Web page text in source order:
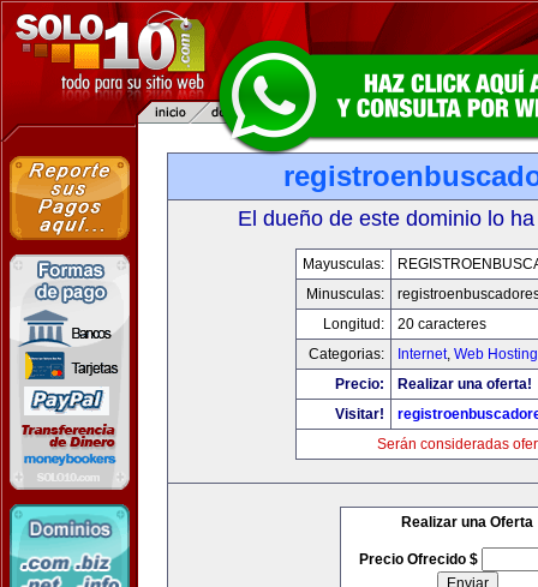
El dueño de este dominio lo
Mayusculas:
Minusculas:
Longitud:
20 caracteres
Categorias:
Internet, Web
Precio:
Realizar una oferta!
Visitar!
Serán consideradas
Realizar una Oferta
Precio Ofrecido $